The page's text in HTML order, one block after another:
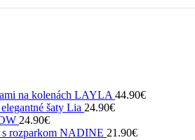
na kolenách LAYLA44.90€
šaty Lia 24.90€
24.90€
s rozparkom NADINE 21.90€